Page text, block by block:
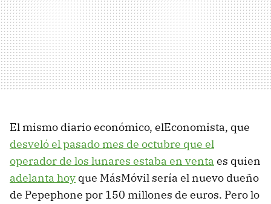
El mismo diario económico, elEconomista, que
desveló el pasado mes de octubre que el
operador de los lunares estaba en venta es quien
adelanta hoy que MásMóvil sería el nuevo dueño
de Pepephone por 150 millones de euros. Pero lo